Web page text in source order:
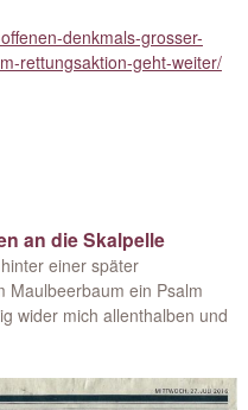
denkmals-grosser-
rettungsaktion-geht-weiter/
an die Skalpelle
einer später
Maulbeerbaum ein Psalm
wider mich allenthalben und